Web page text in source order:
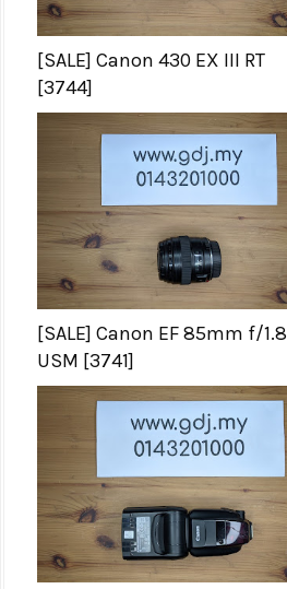
[SALE] Canon 430 EX III RT
[3744]
[SALE] Canon EF 85mm f/1.8
USM [3741]